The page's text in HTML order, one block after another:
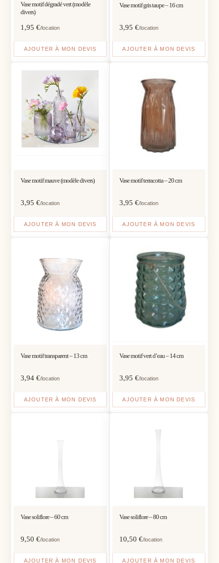
Vase motif dégradé vert (modèle
divers)
1,95€/location
AJOUTER À MON DEVIS
Vase motif gris taupe – 16 cm
3,95 €/location
AJOUTER À MON DEVIS
Vase motif mauve (modèle divers)
3,95€/location
AJOUTER À MON DEVIS
Vase motif terracotta – 20 cm
3,95 €/location
AJOUTER À MON DEVIS
Vase motif transparent – 13 cm
3,94€/location
AJOUTER À MON DEVIS
Vase motif vert d’eau – 14 cm
3,95 €/location
AJOUTER À MON DEVIS
Vase soliflore – 60 cm
9,50€/location
AJOUTER À MON DEVIS
Vase soliflore – 80 cm
10,50 €/location
AJOUTER À MON DEVIS